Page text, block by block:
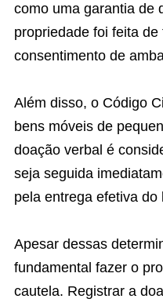
como uma garantia de
propriedade foi feita
consentimento de
Além disso, o Código
bens móveis de
doação verbal é
seja seguida
pela entrega efetiva do
Apesar dessas
fundamental fazer o
cautela. Registrar a